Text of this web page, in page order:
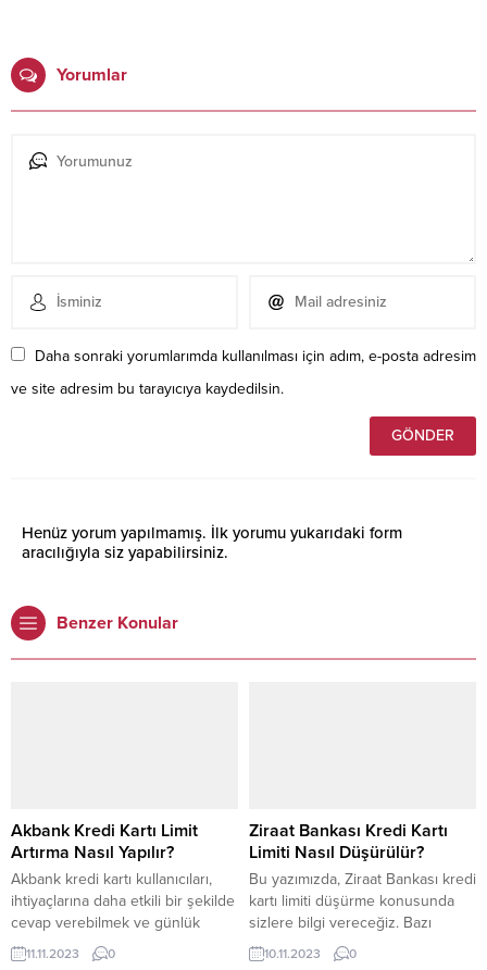
Yorumlar
Daha sonraki yorumlarımda kullanılması için adım, e-posta adresim
ve site adresim bu tarayıcıya kaydedilsin.
Henüz yorum yapılmamış. İlk yorumu yukarıdaki form
aracılığıyla siz yapabilirsiniz.
Benzer Konular
Akbank Kredi Kartı Limit
Artırma Nasıl Yapılır?
Akbank kredi kartı kullanıcıları,
ihtiyaçlarına daha etkili bir şekilde
cevap verebilmek ve günlük
harcamalarını daha rahat
11.11.2023 0
Ziraat Bankası Kredi Kartı
Limiti Nasıl Düşürülür?
Bu yazımızda, Ziraat Bankası kredi
kartı limiti düşürme konusunda
sizlere bilgi vereceğiz. Bazı
durumlarda kredi kartı limitini
10.11.2023 0